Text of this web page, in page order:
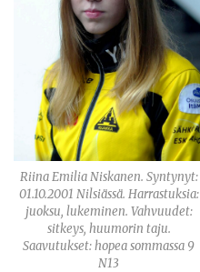
Riina Emilia Niskanen. Syntynyt:
01.10.2001 Nilsiässä. Harrastuksia:
juoksu, lukeminen. Vahvuudet:
sitkeys, huumorin taju.
Saavutukset: hopea sommassa 9
N13